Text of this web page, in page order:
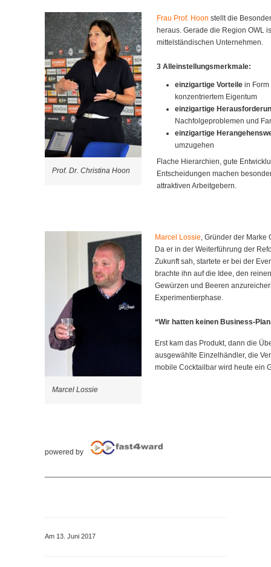
Prof. Dr. Christina Hoon
Frau Prof. Hoon stellt die
heraus. Gerade die Region OWL
mittelständischen Unternehmen.
3 Alleinstellungsmerkmale:
einzigartige Vorteile in
konzentriertem Eigentum
einzigartige
Nachfolgeproblemen und
einzigartige
umzugehen
Flache Hierarchien, gute
Entscheidungen machen
attraktiven Arbeitgebern.
Marcel Lossie
Marcel Lossie, Gründer der Marke
Da er in der Weiterführung der
Zukunft sah, startete er bei der
brachte ihn auf die Idee, den
Gewürzen und Beeren
Experimentierphase.
“Wir hatten keinen Business-
Erst kam das Produkt, dann die
ausgewählte Einzelhändler, die
mobile Cocktailbar wird heute ein
powered by
Am 13. Juni 2017